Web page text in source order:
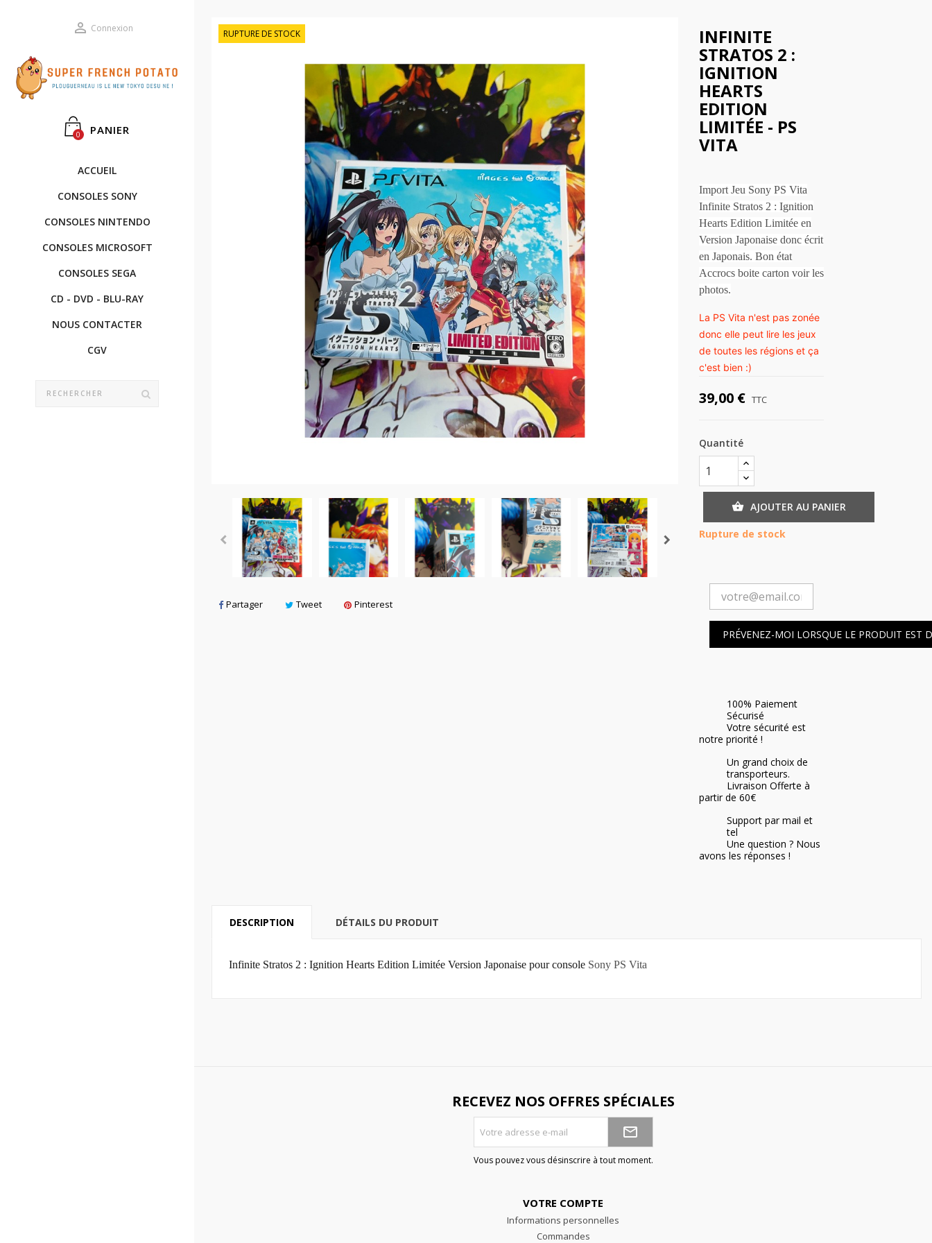
 Connexion
PANIER
0
ACCUEIL
CONSOLES SONY
CONSOLES NINTENDO
CONSOLES MICROSOFT
CONSOLES SEGA
CD - DVD - BLU-RAY
NOUS CONTACTER
CGV
RUPTURE DE STOCK
Partager Tweet Pinterest
INFINITE
STRATOS 2 :
IGNITION
HEARTS
EDITION
LIMITÉE - PS
VITA
Import Jeu Sony PS Vita
Infinite Stratos 2 : Ignition
Hearts Edition Limitée en
Version Japonaise donc écrit
en Japonais. Bon état
Accrocs boite carton voir les
photos.
La PS Vita n'est pas zonée
donc elle peut lire les jeux
de toutes les régions et ça
c'est bien :)
39,00 € TTC
Quantité
 AJOUTER AU PANIER
Rupture de stock
PRÉVENEZ-MOI LORSQUE LE PRODUIT EST
100% Paiement
Sécurisé
Votre sécurité est
notre priorité !
Un grand choix de
transporteurs.
Livraison Offerte à
partir de 60€
Support par mail et
tel
Une question ? Nous
avons les réponses !
DESCRIPTION DÉTAILS DU PRODUIT
Infinite Stratos 2 : Ignition Hearts Edition Limitée Version Japonaise pour console Sony PS Vita
RECEVEZ NOS OFFRES SPÉCIALES
Vous pouvez vous désinscrire à tout moment.
VOTRE COMPTE
Informations personnelles
Commandes